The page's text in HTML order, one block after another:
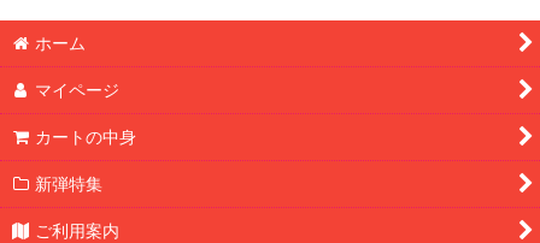
ホーム
マイページ
カートの中身
新弾特集
ご利用案内